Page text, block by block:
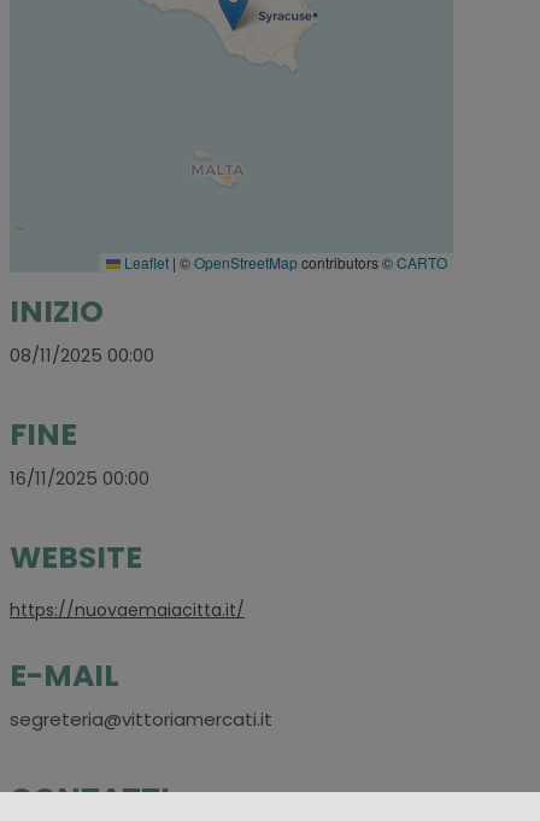
Leaflet | ©OpenStreetMapcontributors ©CARTO
INIZIO
08/11/2025 00:00
FINE
16/11/2025 00:00
WEBSITE
https://nuovaemaiacitta.it/
E-MAIL
segreteria@vittoriamercati.it
CONTATTI